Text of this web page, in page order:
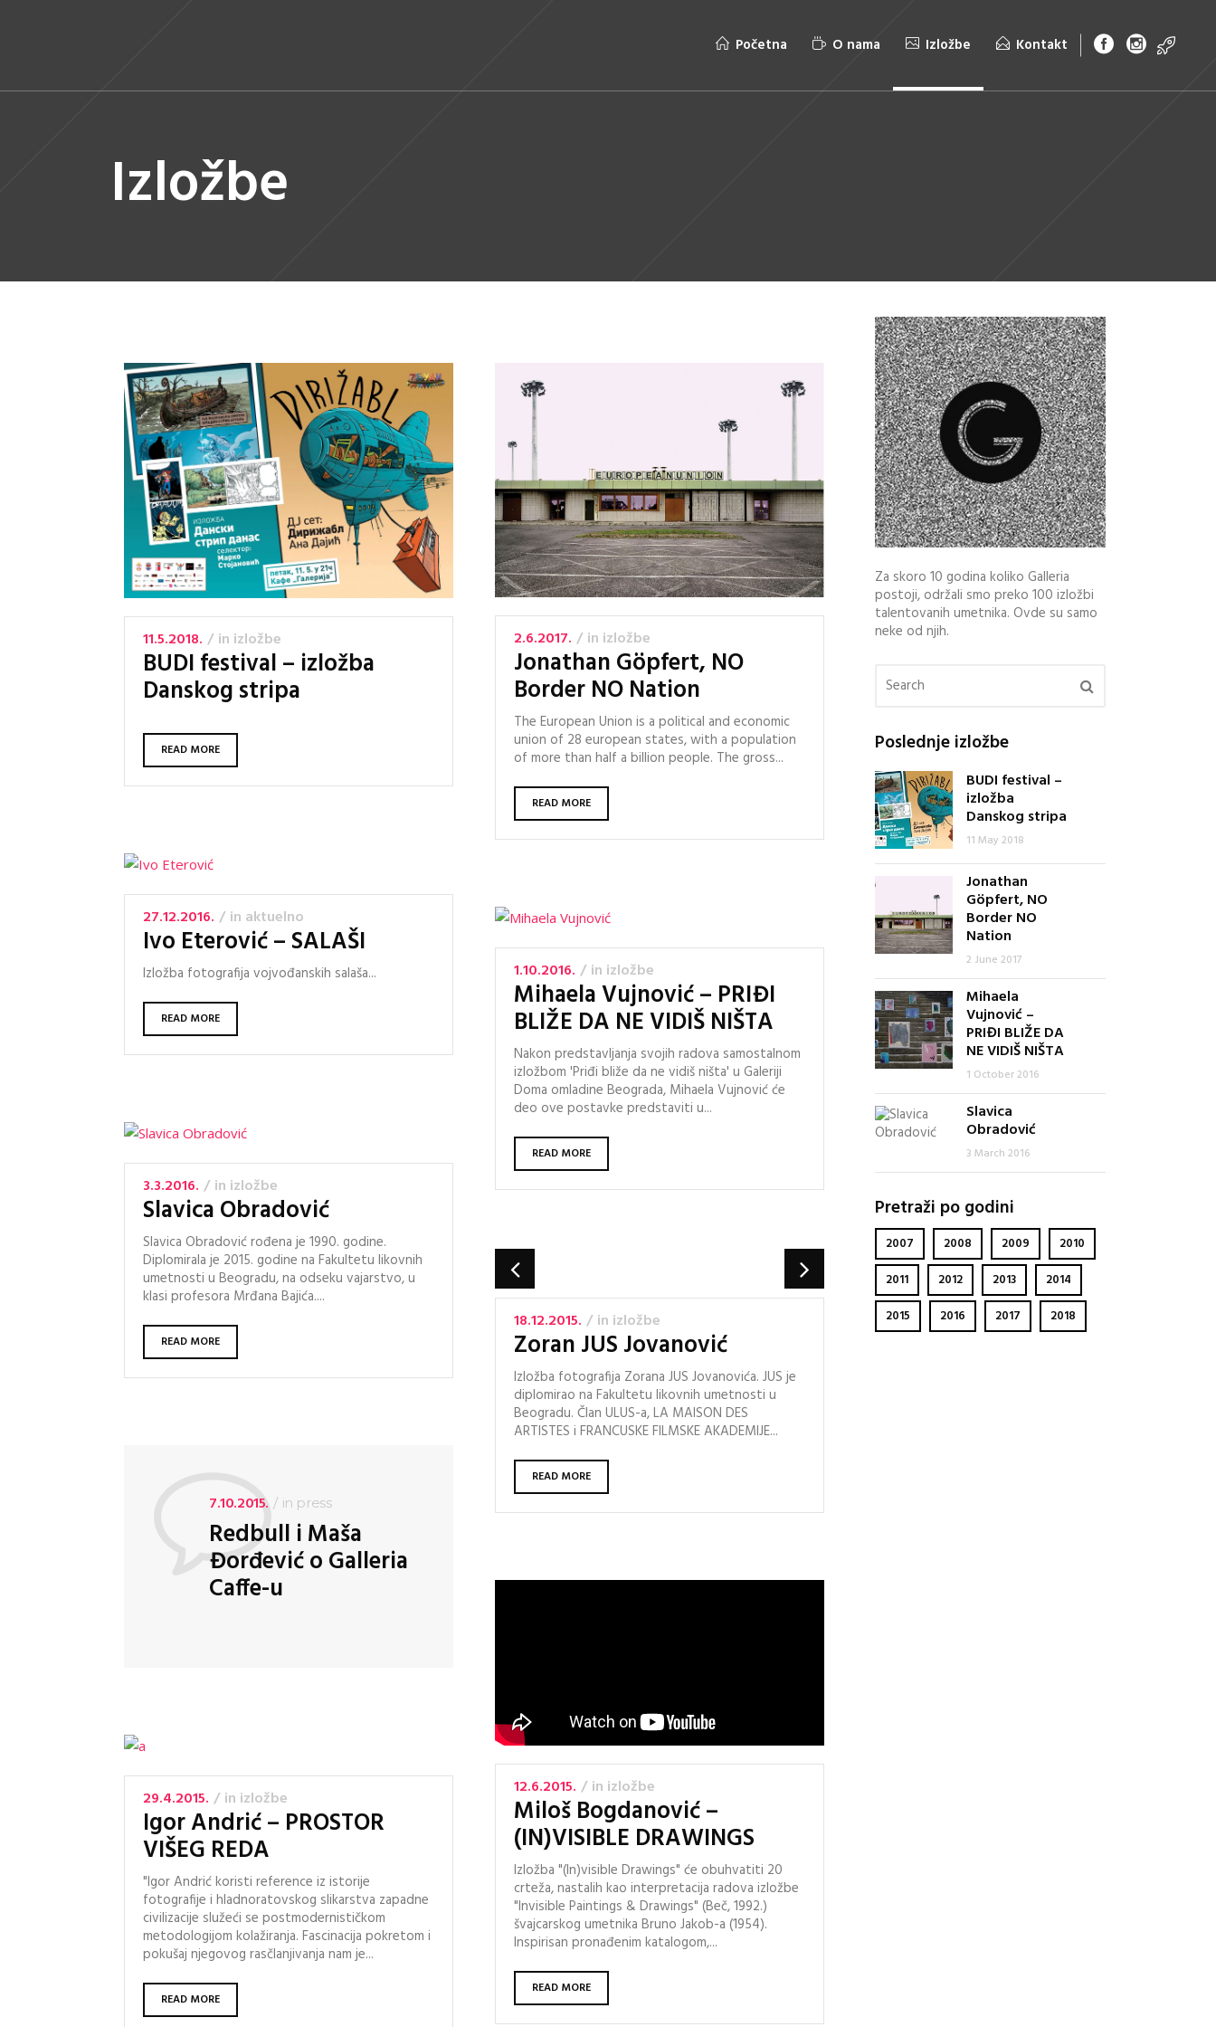
Početna O nama Izložbe Kontakt
Izložbe
11.5.2018. in izložbe
BUDI festival – izložba
Danskog stripa
READ MORE
2.6.2017. in izložbe
Jonathan Göpfert, NO
Border NO Nation
The European Union is a political and economic
union of 28 european states, with a population
of more than half a billion people. The gross...
READ MORE
27.12.2016. in aktuelno
Ivo Eterović – SALAŠI
Izložba fotografija vojvođanskih salaša...
READ MORE
1.10.2016. in izložbe
Mihaela Vujnović – PRIĐI
BLIŽE DA NE VIDIŠ NIŠTA
Nakon predstavljanja svojih radova samostalnom
izložbom 'Priđi bliže da ne vidiš ništa' u Galeriji
Doma omladine Beograda, Mihaela Vujnović će
deo ove postavke predstaviti u...
READ MORE
3.3.2016. in izložbe
Slavica Obradović
Slavica Obradović rođena je 1990. godine.
Diplomirala je 2015. godine na Fakultetu likovnih
umetnosti u Beogradu, na odseku vajarstvo, u
klasi profesora Mrđana Bajića....
READ MORE
18.12.2015. in izložbe
Zoran JUS Jovanović
Izložba fotografija Zorana JUS Jovanovića. JUS je
diplomirao na Fakultetu likovnih umetnosti u
Beogradu. Član ULUS-a, LA MAISON DES
ARTISTES i FRANCUSKE FILMSKE AKADEMIJE...
READ MORE
7.10.2015. in press
Redbull i Maša
Đorđević o Galleria
Caffe-u
12.6.2015. in izložbe
Miloš Bogdanović –
(IN)VISIBLE DRAWINGS
Izložba "(In)visible Drawings" će obuhvatiti 20
crteža, nastalih kao interpretacija radova izložbe
"Invisible Paintings & Drawings" (Beč, 1992.)
švajcarskog umetnika Bruno Jakob-a (1954).
Inspirisan pronađenim katalogom,...
READ MORE
29.4.2015. in izložbe
Igor Andrić – PROSTOR
VIŠEG REDA
"Igor Andrić koristi reference iz istorije
fotografije i hladnoratovskog slikarstva zapadne
civilizacije služeći se postmodernističkom
metodologijom kolažiranja. Fascinacija pokretom i
pokušaj njegovog rasčlanjivanja nam je...
READ MORE
Za skoro 10 godina koliko Galleria
postoji, održali smo preko 100 izložbi
talentovanih umetnika. Ovde su samo
neke od njih.
Poslednje izložbe
BUDI festival –
izložba
Danskog stripa
11 May 2018
Jonathan
Göpfert, NO
Border NO
Nation
2 June 2017
Mihaela
Vujnović –
PRIĐI BLIŽE DA
NE VIDIŠ NIŠTA
1 October 2016
Slavica
Obradović
3 March 2016
Pretraži po godini
2007 2008 2009
2010
2011
2012 2013
2014
2015
2016 2017 2018